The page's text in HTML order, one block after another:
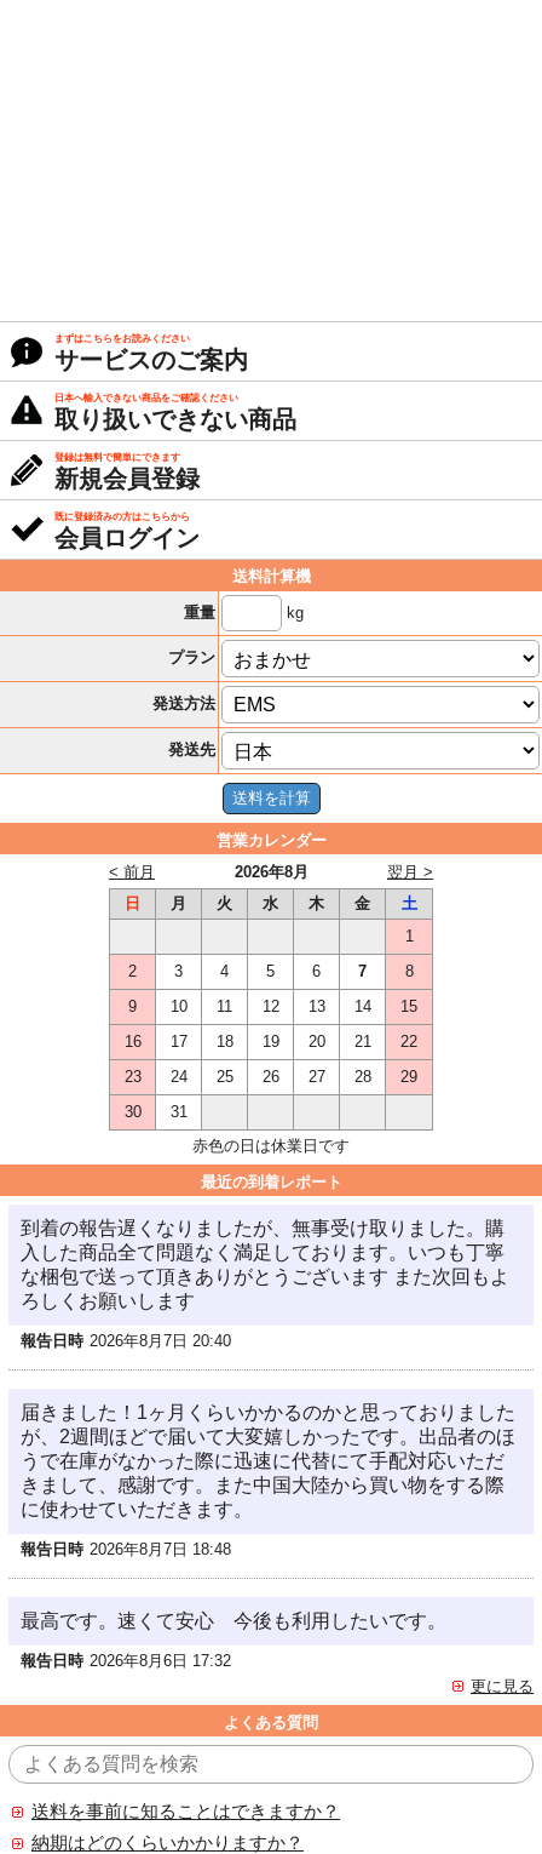
まずはこちらをお読みください
サービスのご案内
日本へ輸入できない商品をご確認ください
取り扱いできない商品
登録は無料で簡単にできます
新規会員登録
既に登録済みの方はこちらから
会員ログイン
送料計算機
重量
kg
プラン
発送方法
発送先
営業カレンダー
2026年8月
< 前月
翌月 >
日
月 火 水 木 金
土
1
2
3 4 5 6 7
8
9
10 11 12 13 14
15
16
17 18 19 20 21
22
23
24 25 26 27 28
29
30
31
赤色の日は休業日です
最近の到着レポート
到着の報告遅くなりましたが、無事受け取りました。購
入した商品全て問題なく満足しております。いつも丁寧
な梱包で送って頂きありがとうございます また次回もよ
ろしくお願いします
報告日時 2026年8月7日 20:40
届きました！1ヶ月くらいかかるのかと思っておりました
が、2週間ほどで届いて大変嬉しかったです。出品者のほ
うで在庫がなかった際に迅速に代替にて手配対応いただ
きまして、感謝です。また中国大陸から買い物をする際
に使わせていただきます。
報告日時 2026年8月7日 18:48
最高です。速くて安心 今後も利用したいです。
報告日時 2026年8月6日 17:32
更に見る
よくある質問
送料を事前に知ることはできますか？
納期はどのくらいかかりますか？